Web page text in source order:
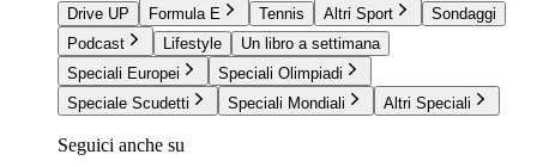
Drive UP
Formula E Tennis Altri Sport
Sondaggi
Podcast
Lifestyle
Un libro a settimana
Speciali Europei
Speciali Olimpiadi
Speciale Scudetti
Speciali Mondiali Altri Speciali
Seguici anche su